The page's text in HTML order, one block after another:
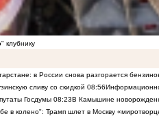
клубнику
в России снова разгорается
сливу со скидкой 08:56
Госдумы 08:23В Камышине
в колено": Трамп шлет в Москву